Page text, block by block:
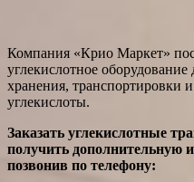
Компания «Крио Маркет»
углекислотное
хранения, транспортировки
углекислоты.
Заказать углекислотные
получить
позвонив по телефону: